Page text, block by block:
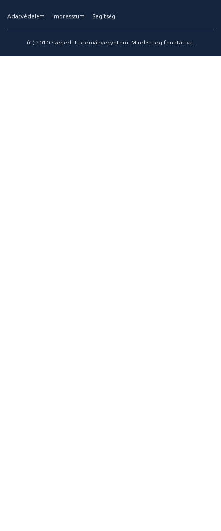
Adatvédelem Impresszum Segítség
(C) 2010 Szegedi Tudományegyetem. Minden jog fenntartva.